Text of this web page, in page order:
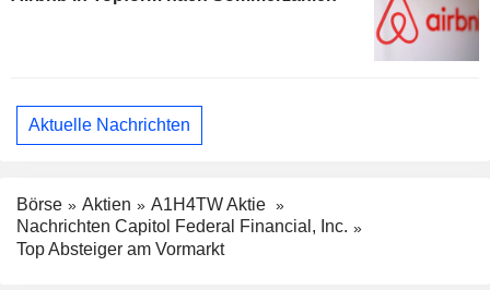
Aktuelle Nachrichten
Börse Aktien
A1H4TW Aktie
Nachrichten Capitol Federal Financial, Inc.
Top Absteiger am Vormarkt